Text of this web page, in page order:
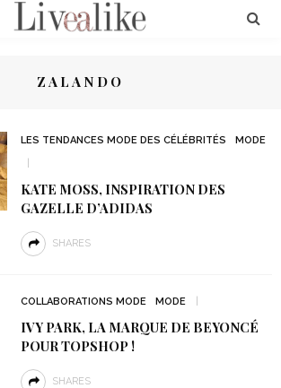
ZALANDO
LES TENDANCES MODE DES CÉLÉBRITÉS MODE
KATE MOSS, INSPIRATION DES
GAZELLE D’ADIDAS
SHARES
COLLABORATIONS MODE MODE
IVY PARK, LA MARQUE DE BEYONCÉ
POUR TOPSHOP !
SHARES